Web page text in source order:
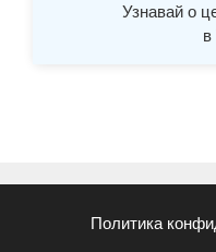
Узнавай о
в
Политика